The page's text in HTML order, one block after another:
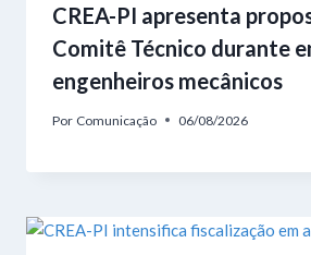
CREA-PI apresenta
Comitê Técnico durante
engenheiros mecânicos
Por Comunicação 06/08/2026